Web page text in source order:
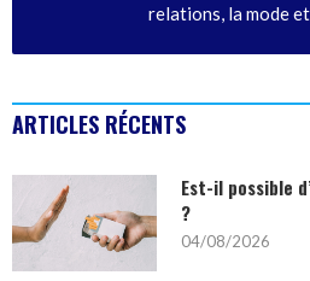
relations, la mode
ARTICLES RÉCENTS
Est-il possible
?
04/08/2026